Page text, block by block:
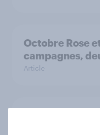
Octobre Rose
campagnes,
Article